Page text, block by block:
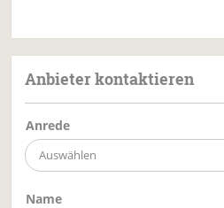
Anbieter kontaktieren
Anrede
Auswählen
Name